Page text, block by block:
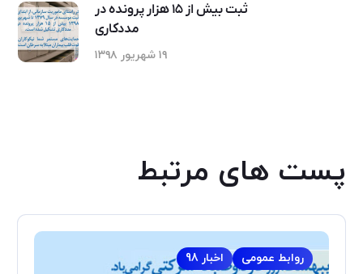
ثبت بیش از ۱۵ هزار پرونده در
مددکاری
۱۹ شهریور ۱۳۹۸
پست های مرتبط
اخبار 98 روابط عمومی